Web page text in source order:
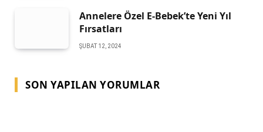
Annelere Özel E-Bebek’te Yeni Yıl
Fırsatları
ŞUBAT 12, 2024
SON YAPILAN YORUMLAR